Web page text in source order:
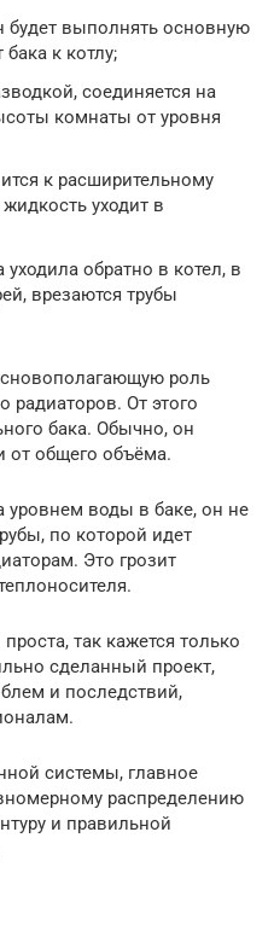
будет выполнять основную
к котлу;
соединяется на
комнаты от уровня
к расширительному
уходит в
обратно в котел, в
врезаются трубы
роль
радиаторов. От этого
бака. Обычно, он
от общего объёма.
уровнем воды в баке, он не
по которой идет
Это грозит
так кажется только
сделанный проект,
и последствий,
системы, главное
распределению
и правильной